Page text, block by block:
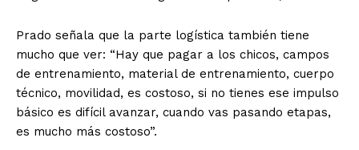
Prado señala que la parte logística también tiene
mucho que ver: “Hay que pagar a los chicos, campos
de entrenamiento, material de entrenamiento, cuerpo
técnico, movilidad, es costoso, si no tienes ese impulso
básico es difícil avanzar, cuando vas pasando etapas,
es mucho más costoso”.